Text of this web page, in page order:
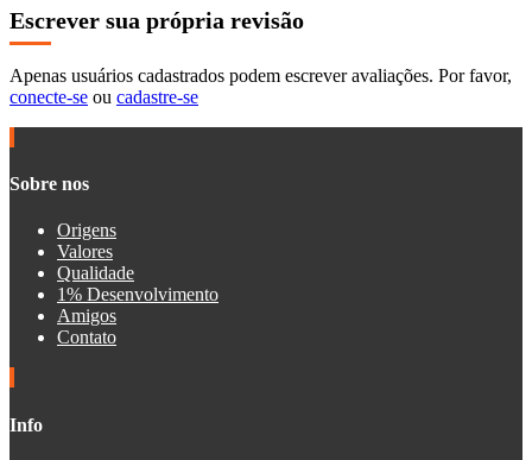
Escrever sua própria revisão
Apenas usuários cadastrados podem escrever avaliações. Por favor,
conecte-se ou cadastre-se
Sobre nos
Origens
Valores
Qualidade
1% Desenvolvimento
Amigos
Contato
Info